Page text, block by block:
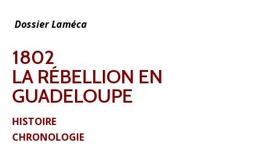
Dossier Laméca
1802
LA RÉBELLION EN
GUADELOUPE
HISTOIRE
CHRONOLOGIE